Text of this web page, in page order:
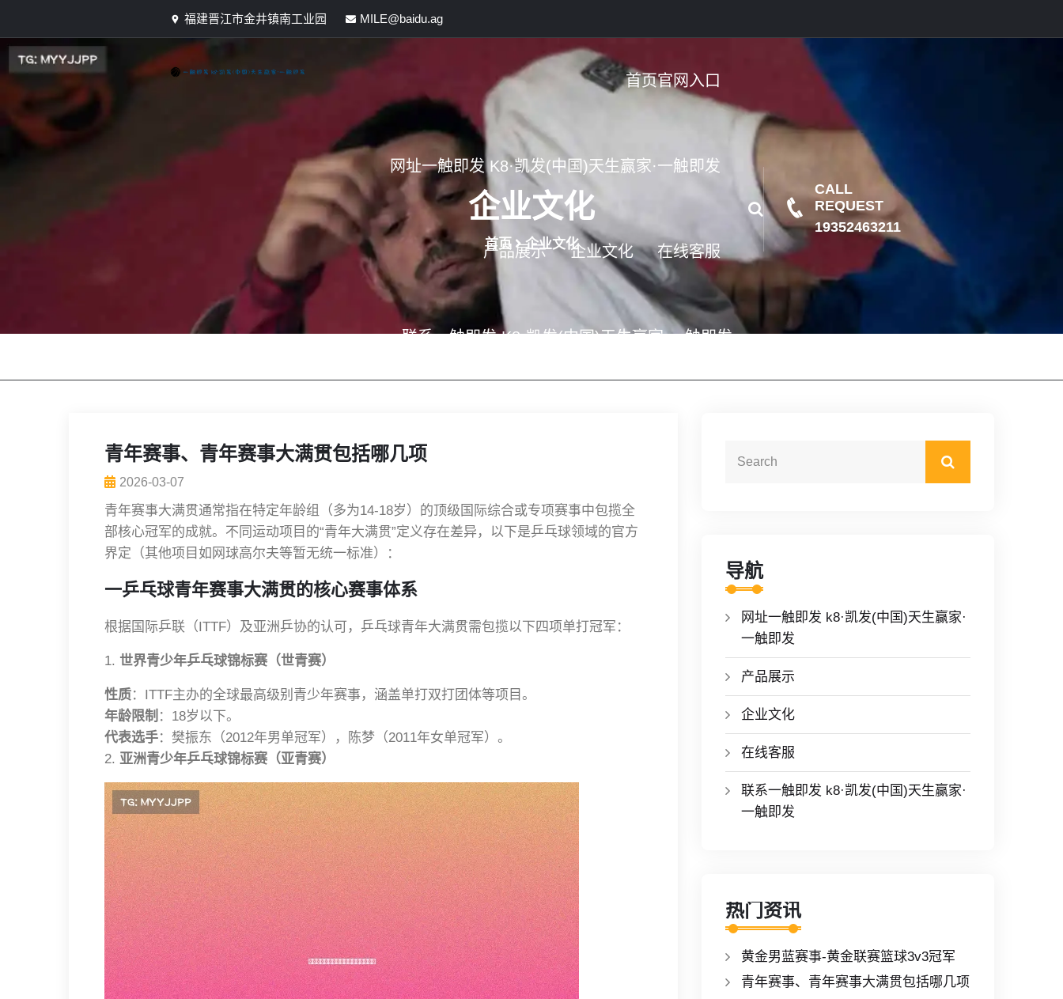
福建晋江市金井镇南工业园 MILE@baidu.ag
首页官网入口
网址一触即发 K8·凯发(中国)天生赢家·一触即发
产品展示 企业文化 在线客服
联系一触即发 K8·凯发(中国)天生赢家·一触即发
CALL
REQUEST
19352463211
企业文化
首页 企业文化
青年赛事、青年赛事大满贯包括哪几项
2026-03-07
青年赛事大满贯通常指在特定年龄组（多为14-18岁）的顶级国际综合或专项赛事中包揽全
部核心冠军的成就。不同运动项目的“青年大满贯”定义存在差异，以下是乒乓球领域的官方
界定（其他项目如网球高尔夫等暂无统一标准）：
一乒乓球青年赛事大满贯的核心赛事体系
根据国际乒联（ITTF）及亚洲乒协的认可，乒乓球青年大满贯需包揽以下四项单打冠军：
1. 世界青少年乒乓球锦标赛（世青赛）
性质：ITTF主办的全球最高级别青少年赛事，涵盖单打双打团体等项目。
年龄限制 ：18岁以下。
代表选手：樊振东（2012年男单冠军），陈梦（2011年女单冠军）。
2. 亚洲青少年乒乓球锦标赛（亚青赛）
导航
网址一触即发 k8·凯发(中国)天生赢家·
一触即发
产品展示
企业文化
在线客服
联系一触即发 k8·凯发(中国)天生赢家·
一触即发
热门资讯
黄金男蓝赛事-黄金联赛篮球3v3冠军
青年赛事、青年赛事大满贯包括哪几项